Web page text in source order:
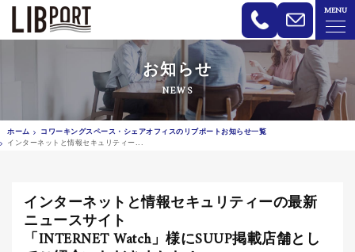
MENU
LIBPORT リブポート | コワーキング
お知らせ
NEWS
ホーム
コワーキングスペース・シェアオフィスのリブポートお知らせ一覧
インターネットと情報セキュリティー...
インターネットと情報セキュリティーの最新
ニュースサイト
「INTERNET Watch」様にSUUP掲載店舗とし